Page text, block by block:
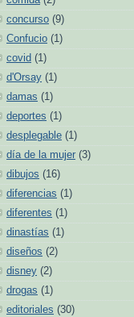
concurso (9)
Confucio (1)
covid (1)
d'Orsay (1)
damas (1)
deportes (1)
desplegable (1)
día de la mujer (3)
dibujos (16)
diferencias (1)
diferentes (1)
dinastías (1)
diseños (2)
disney (2)
drogas (1)
editoriales (30)